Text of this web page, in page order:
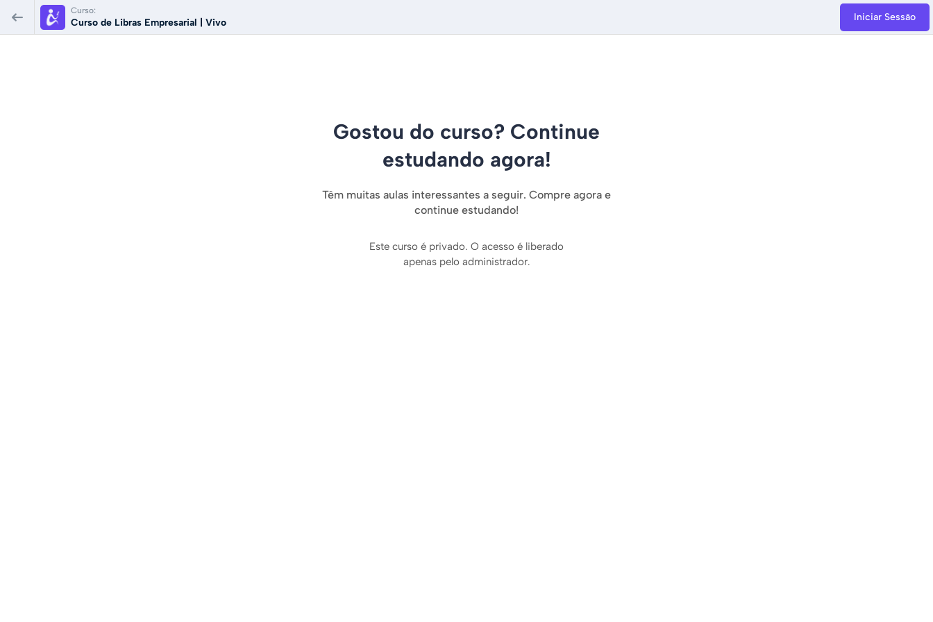
Curso:
Curso de Libras Empresarial | Vivo Iniciar Sessão
Gostou do curso? Continue
estudando agora!
Têm muitas aulas interessantes a seguir. Compre agora e
continue estudando!
Este curso é privado. O acesso é liberado
apenas pelo administrador.